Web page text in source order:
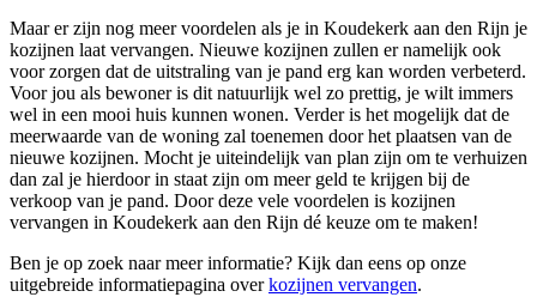
Maar er zijn nog meer voordelen als je in Koudekerk aan den Rijn je
kozijnen laat vervangen. Nieuwe kozijnen zullen er namelijk ook
voor zorgen dat de uitstraling van je pand erg kan worden verbeterd.
Voor jou als bewoner is dit natuurlijk wel zo prettig, je wilt immers
wel in een mooi huis kunnen wonen. Verder is het mogelijk dat de
meerwaarde van de woning zal toenemen door het plaatsen van de
nieuwe kozijnen. Mocht je uiteindelijk van plan zijn om te verhuizen
dan zal je hierdoor in staat zijn om meer geld te krijgen bij de
verkoop van je pand. Door deze vele voordelen is kozijnen
vervangen in Koudekerk aan den Rijn dé keuze om te maken!
Ben je op zoek naar meer informatie? Kijk dan eens op onze
uitgebreide informatiepagina overkozijnen vervangen.